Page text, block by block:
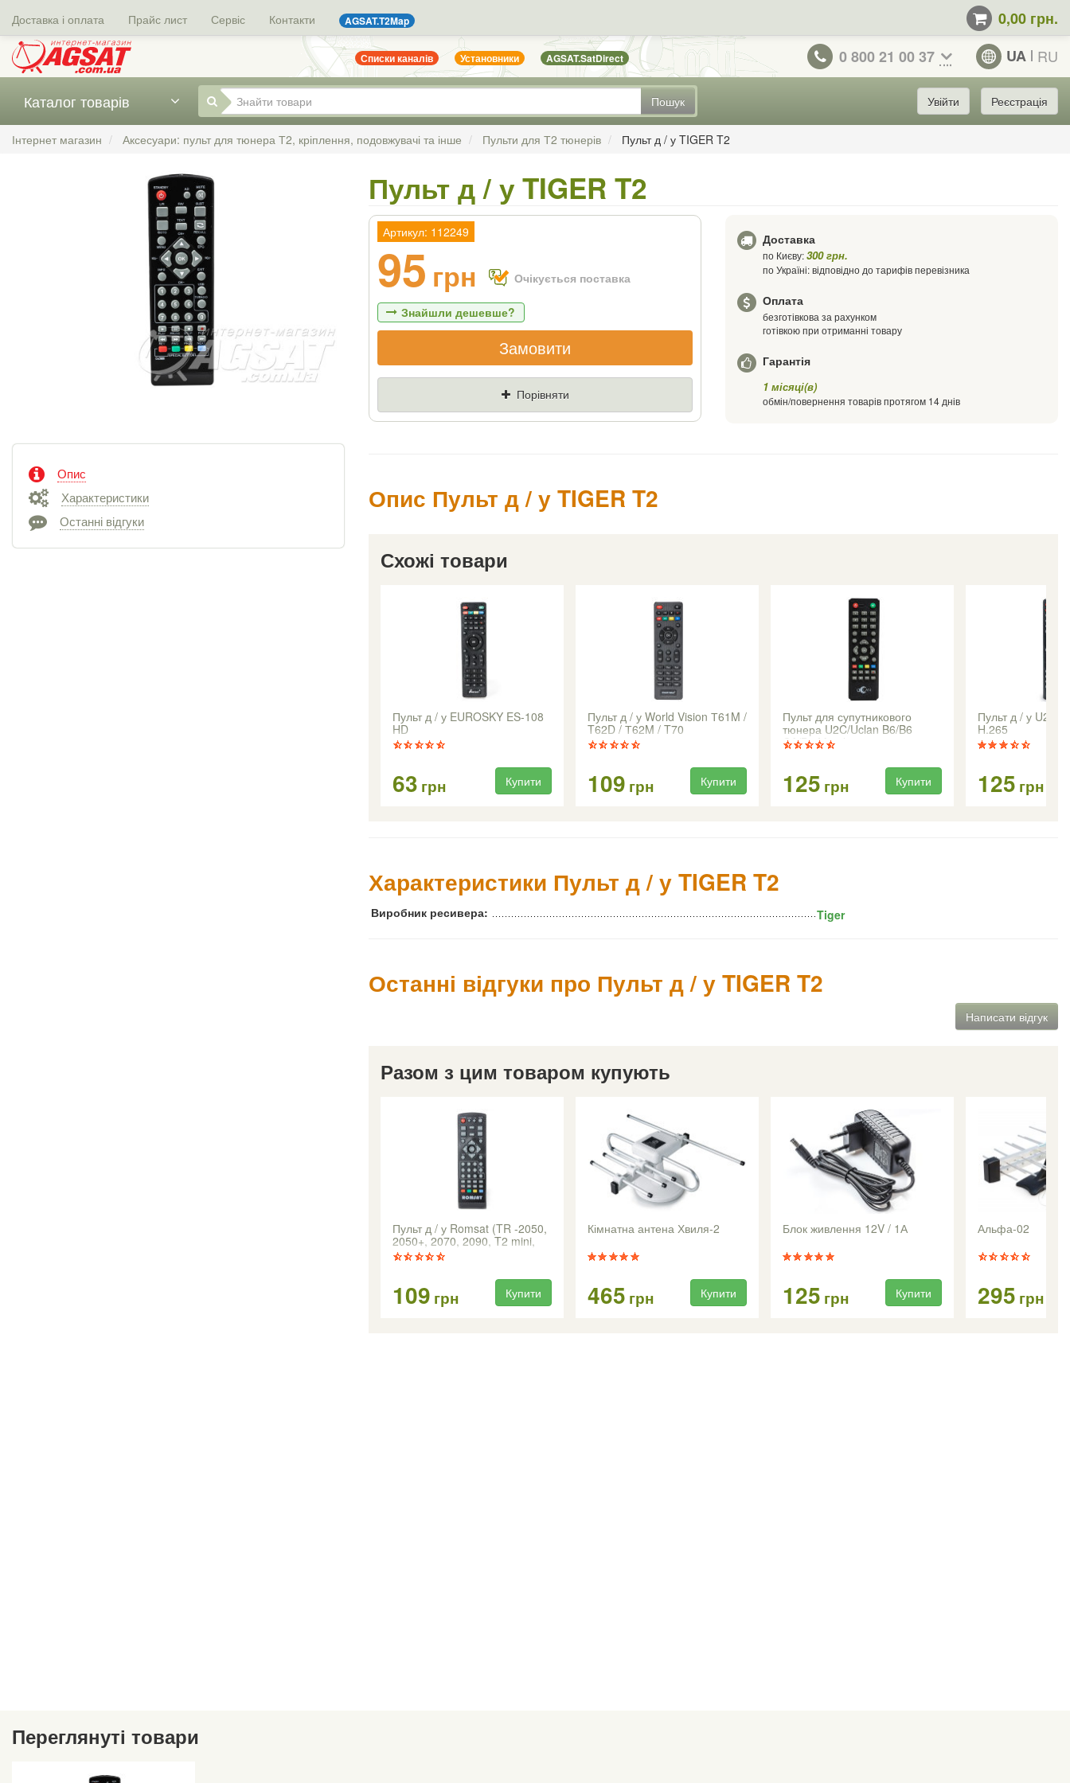
Доставка і оплата Прайс лист Сервіс Контакти AGSAT.T2Map 0,00 грн.
Списки каналів Установники AGSAT.SatDirect 0 800 21 00 37 UA RU
Пошук
Каталог товарів Увійти Реєстрація
Інтернет магазин Аксесуари: пульт для тюнера Т2, кріплення, подовжувачі та інше Пульти для Т2 тюнерів Пульт д / у TIGER T2
Опис
Характеристики
Останні відгуки
Пульт д / у TIGER T2
Артикул: 112249
95 грн Очікується поставка
Знайшли дешевше?
Якщо Ви знайдете товар дешевше - ми
знизимо ціну і подаруємо % від різниці
Ціна
Де знайшли (Url
Замовити
Порівняти
Доставка
по Києву:300 грн.
по Україні: відповідно до тарифів перевізника
Оплата
безготівкова за рахунком
готівкою при отриманні товару
Гарантія
1 місяці(в)
обмін/повернення товарів протягом 14 днів
Опис Пульт д / у TIGER T2
Схожі товари
Пульт д / у EUROSKY ES-108
HD
63 грн Купити
Пульт д / у World Vision Т61M /
T62D / Т62M / T70
109 грн Купити
Пульт для супутникового
тюнера U2C/Uclan B6/B6
CA/B6 Metal
125 грн Купити
Пульт д / у U2C /
H.265
125 грн
Характеристики Пульт д / у TIGER T2
Виробник ресивера: Tiger
Останні відгуки про Пульт д / у TIGER T2
Написати відгук
Разом з цим товаром купують
Пульт д / у Romsat (TR -2050,
2050+, 2070, 2090, T2 mini,
2018)
109 грн Купити
Кімнатна антена Хвиля-2
465 грн Купити
Блок живлення 12V / 1А
125 грн Купити
Альфа-02
295 грн
Переглянуті товари